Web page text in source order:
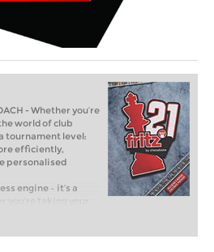
- Whether you’re
world of club
tournament level:
efficiently,
personalised
engine – it’s a
taking your
chess, or already
with FRITZ, you can
and with a